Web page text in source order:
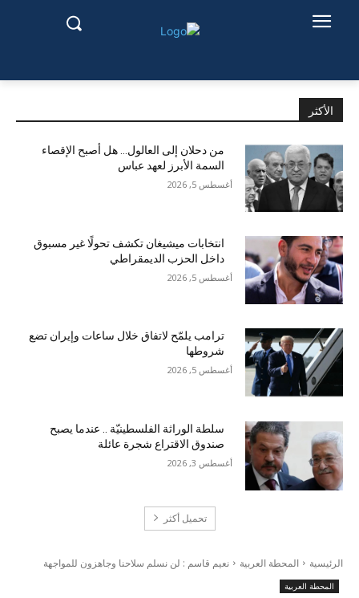
الأكثر
من دحلان إلى العالول… هل أصبح الإقصاء
السمة الأبرز لعهد عباس
أغسطس 5, 2026
انتخابات ميشيغان تكشف تحولًا غير مسبوق
داخل الحزب الديمقراطي
أغسطس 5, 2026
ترامب يلمّح لاتفاق خلال ساعات وإيران تضع
شروطها
أغسطس 5, 2026
سلطة الوراثة الفلسطينيّة .. عندما يصبح
صندوق الاقتراع شجرة عائلة
أغسطس 3, 2026
تحميل أكثر
الرئيسية المحطة العربية نعيم قاسم : لن نسلم سلاحنا وجاهزون للمواجهة
المحطة العربية